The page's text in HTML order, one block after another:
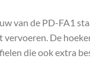
van de PD-FA1
De
die ook extra